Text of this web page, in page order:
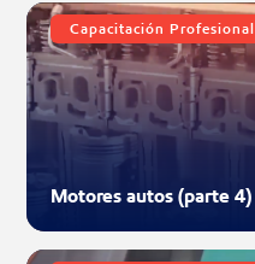
Capacitación Profesional
Motores autos (parte 4)